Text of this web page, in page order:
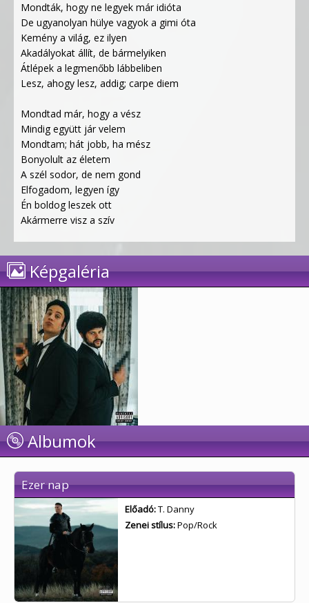
Mondták, hogy ne legyek már idióta
De ugyanolyan hülye vagyok a gimi óta
Kemény a világ, ez ilyen
Akadályokat állít, de bármelyiken
Átlépek a legmenőbb lábbeliben
Lesz, ahogy lesz, addig; carpe diem
Mondtad már, hogy a vész
Mindig együtt jár velem
Mondtam; hát jobb, ha mész
Bonyolult az életem
A szél sodor, de nem gond
Elfogadom, legyen így
Én boldog leszek ott
Akármerre visz a szív
Képgaléria
Albumok
Ezer nap
Előadó:T. Danny
Zenei stílus:Pop/Rock